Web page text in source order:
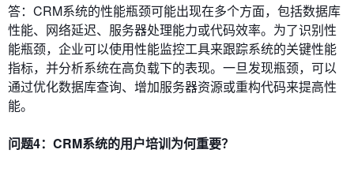
答：CRM系统的性能瓶颈可能出现在多个方面，包括数据库
性能、网络延迟、服务器处理能力或代码效率。为了识别性
能瓶颈，企业可以使用性能监控工具来跟踪系统的关键性能
指标，并分析系统在高负载下的表现。一旦发现瓶颈，可以
通过优化数据库查询、增加服务器资源或重构代码来提高性
能。
问题4：CRM系统的用户培训为何重要？